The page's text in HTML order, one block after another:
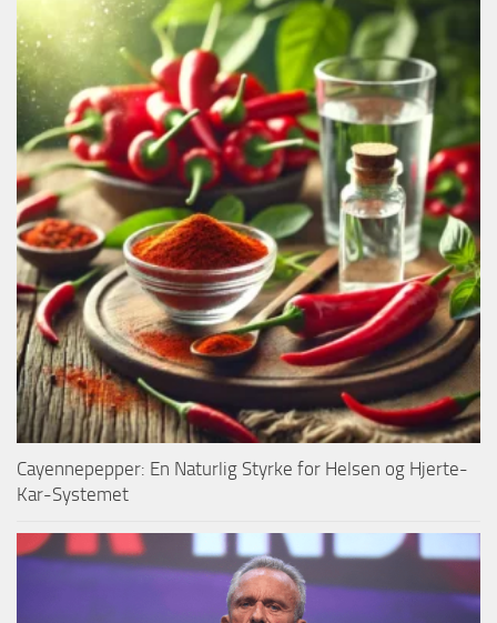
Cayennepepper: En Naturlig Styrke for Helsen og Hjerte-
Kar-Systemet